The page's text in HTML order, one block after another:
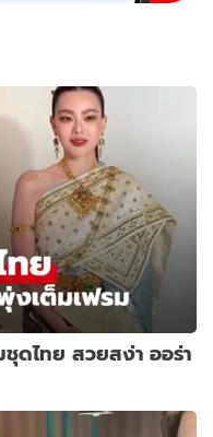
ดไทย สวยสง่า ออร่า